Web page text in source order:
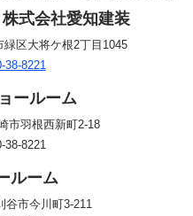
式会社愛知建装
区大将ケ根2丁目1045
38-8221
ールーム
市羽根西新町2-18
38-8221
ルーム
谷市今川町3-211